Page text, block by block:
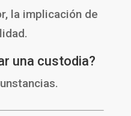
la implicación de
una custodia?